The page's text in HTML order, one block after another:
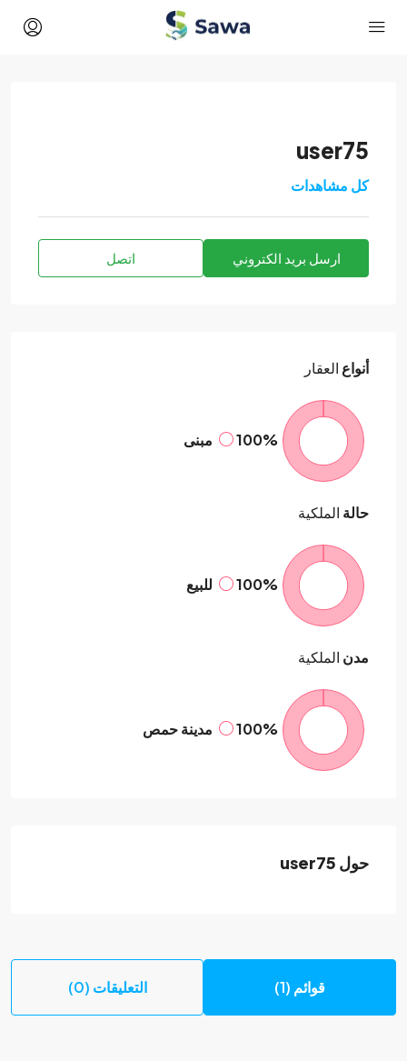
user75
كل مشاهدات
ارسل بريد الكتروني اتصل
أنواع العقار
100% مبنى
حالة الملكية
100% للبيع
مدن الملكية
100% مدينة حمص
حول user75
قوائم (1) التعليقات (0)